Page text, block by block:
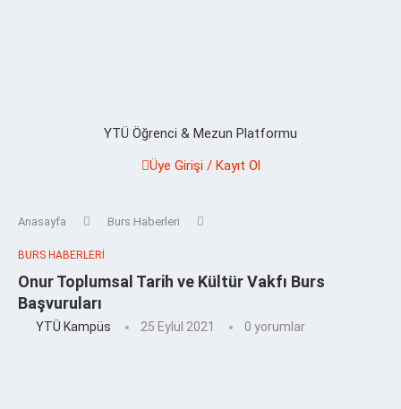
YTÜ Öğrenci & Mezun Platformu
Üye Girişi / Kayıt Ol
Anasayfa Burs Haberleri
BURS HABERLERI
Onur Toplumsal Tarih ve Kültür Vakfı Burs
Başvuruları
YTÜ Kampüs 25 Eylül 2021 0 yorumlar